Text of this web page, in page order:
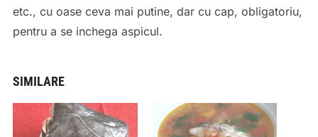
etc., cu oase ceva mai putine, dar cu cap, obligatoriu,
pentru a se inchega aspicul.
SIMILARE